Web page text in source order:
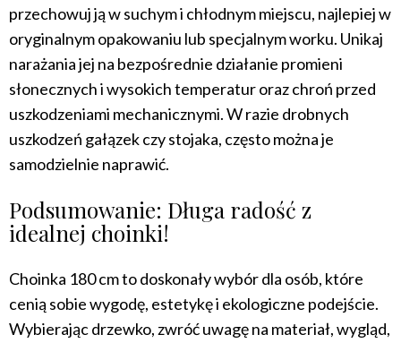
przechowuj ją w suchym i chłodnym miejscu, najlepiej w
oryginalnym opakowaniu lub specjalnym worku. Unikaj
narażania jej na bezpośrednie działanie promieni
słonecznych i wysokich temperatur oraz chroń przed
uszkodzeniami mechanicznymi. W razie drobnych
uszkodzeń gałązek czy stojaka, często można je
samodzielnie naprawić.
Podsumowanie: Długa radość z
idealnej choinki!
Choinka 180 cm to doskonały wybór dla osób, które
cenią sobie wygodę, estetykę i ekologiczne podejście.
Wybierając drzewko, zwróć uwagę na materiał, wygląd,